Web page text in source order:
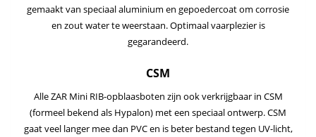
gemaakt van speciaal aluminium en gepoedercoat om corrosie
en zout water te weerstaan. Optimaal vaarplezier is
gegarandeerd.
CSM
Alle ZAR Mini RIB-opblaasboten zijn ook verkrijgbaar in CSM
(formeel bekend als Hypalon) met een speciaal ontwerp. CSM
gaat veel langer mee dan PVC en is beter bestand tegen UV-licht,